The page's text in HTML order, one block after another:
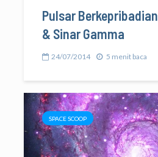
Pulsar
& Sinar Gamma
24/07/2014 5 menit baca
SPACE SCOOP